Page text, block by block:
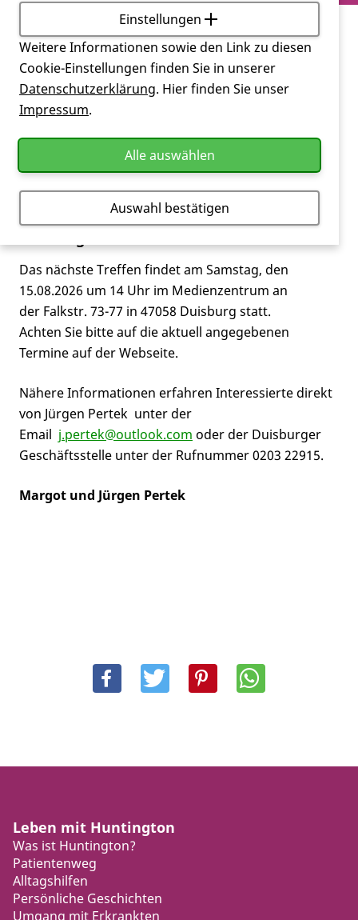
Informationen zur Veranstaltung
Alle Termine der
Veranstaltung
15.08.2026,
14:00 Uhr
10.10.2026,
14:00 Uhr
Veranstaltungsort
Medienzentrum, Falkstr.
73-77, 47058 Duisburg
Das nächste Treffen findet am Samstag, den
15.08.2026 um 14 Uhr im Medienzentrum an
der Falkstr. 73-77 in 47058 Duisburg statt.
Achten Sie bitte auf die aktuell angegebenen
Termine auf der Webseite.
Nähere Informationen erfahren Interessierte direkt
von Jürgen Pertek unter der
Email j.pertek@outlook.com oder der Duisburger
Geschäftsstelle unter der Rufnummer 0203 22915.
Margot und Jürgen Pertek
Leben mit Huntington
Was ist Huntington?
Patientenweg
Alltagshilfen
Persönliche Geschichten
Umgang mit Erkrankten
Einstellungen
Weitere Informationen sowie den Link zu diesen
Cookie-Einstellungen finden Sie in unserer
Datenschutzerklärung. Hier finden Sie unser
Impressum.
Alle auswählen
Auswahl bestätigen